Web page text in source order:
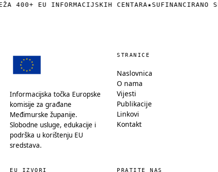
400+ EU INFORMACIJSKIH CENTARA★SUFINANCIRANO
Informacijska točka Europske
komisije za građane
Međimurske županije.
Slobodne usluge, edukacije i
podrška u korištenju EU
sredstava.
STRANICE
Naslovnica
O nama
Vijesti
Publikacije
Linkovi
Kontakt
EU IZVORI PRATITE NAS